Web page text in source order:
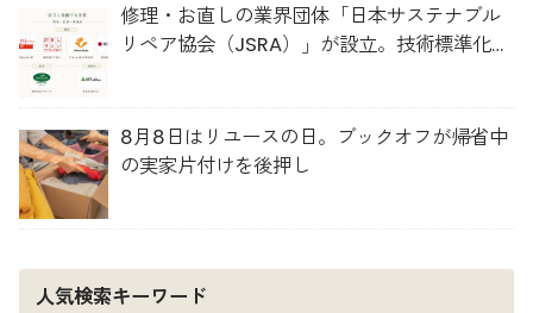
修理・お直しの業界団体「日本サステナブル
リペア協会（JSRA）」が設立。技術標準化や
8月8日はリユースの日。ブックオフが帰省中
の実家片付けを後押し
人気検索キーワード